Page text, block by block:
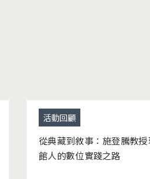
活動回顧
從典藏到敘事：施登騰教
館人的數位實踐之路